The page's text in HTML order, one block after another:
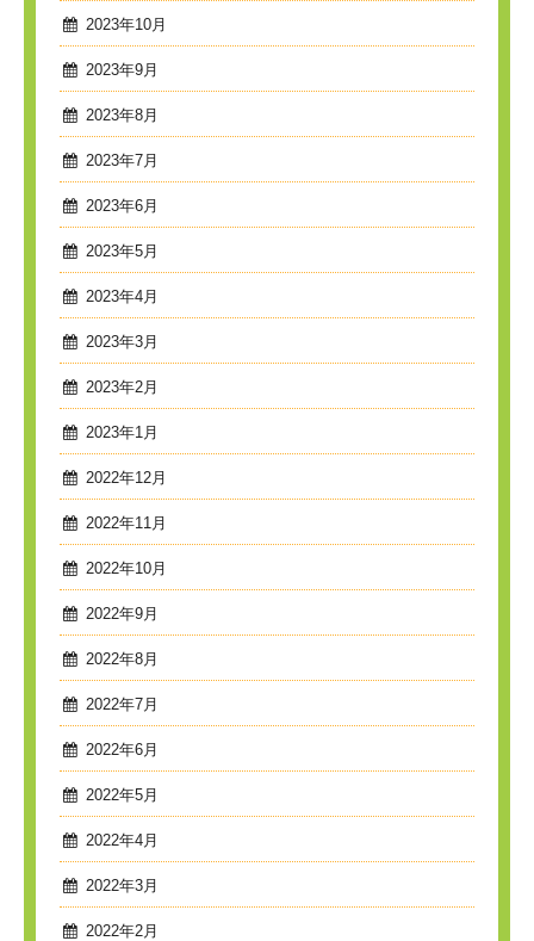
2023年10月
2023年9月
2023年8月
2023年7月
2023年6月
2023年5月
2023年4月
2023年3月
2023年2月
2023年1月
2022年12月
2022年11月
2022年10月
2022年9月
2022年8月
2022年7月
2022年6月
2022年5月
2022年4月
2022年3月
2022年2月